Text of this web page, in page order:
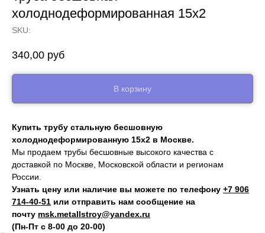
холоднодеформированная 15х2
SKU:
340,00 руб
В корзину
Купить трубу стальную бесшовную
холоднодеформированную 15х2 в Москве.
Мы продаем трубы бесшовные высокого качества с
доставкой по Москве, Московской области и регионам
России.
Узнать цену или наличие вы можете по телефону +7 906
714‑40-51 или отправить нам сообщение на
почту msk.metallstroy@yandex.ru
(Пн-Пт с 8-00 до 20-00)